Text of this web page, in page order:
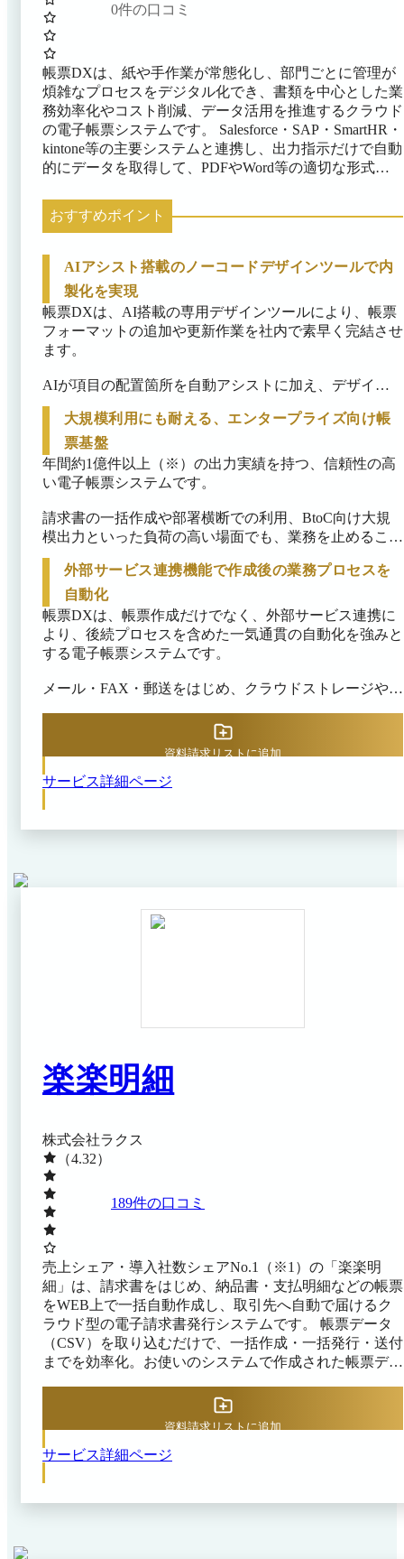
0件の口コミ
帳票DXは、紙や手作業が常態化し、部門ごとに管理が
煩雑なプロセスをデジタル化でき、書類を中心とした業
務効率化やコスト削減、データ活用を推進するクラウド
の電子帳票システムです。 Salesforce・SAP・SmartHR・
kintone等の主要システムと連携し、出力指示だけで自動
的にデータを取得して、PDFやWord等の適切な形式で
ールやAI機能でフォーマットを柔軟に設計でき、外部
サービスと連携して電子契約や保管などの後続手続きも
一元的な権限設定と、高可用性かつ安全なクラウド環境
により、入力から出力・配信までの流れをシームレスに
繋いで企業全体の業務効率化を強力に支えます。 ※使
用できる機能は連携するシステムに応じて異なります。
詳細はお問い合わせください。
おすすめポイント
AIアシスト搭載のノーコードデザインツールで内
製化を実現
帳票DXは、AI搭載の専用デザインツールにより、帳票
フォーマットの追加や更新作業を社内で素早く完結させ
ます。
AIが項目の配置箇所を自動アシストに加え、デザイン
ツールによる直感的な操作で、PDFやExcelなど多様な
形式の帳票をノーコードで設計することが可能です。
専門知識が不要になるため、外部ベンダーへの開発委託
をなくし、業務部門主導でのスピーディなフォーマット
また、現場の要望に合わせた、複雑なレイアウトの微調
強力に推し進める電子帳票システムです。
大規模利用にも耐える、エンタープライズ向け帳
票基盤
年間約1億件以上（※）の出力実績を持つ、信頼性の高
い電子帳票システムです。
請求書の一括作成や部署横断での利用、BtoC向け大規
模出力といった負荷の高い場面でも、業務を止めること
なくスムーズに対応します。全社利用に柔軟に対応で
き、用途・拠点が異なっても共通の帳票基盤で利用可能
です。
出力数にかかわらず定額な料金設計のため、繁忙期も安
心してご利用いただけます。
ISO/IEC 27001やISMAP登録など、万全のセキュリティ
業の全社規模での導入に必要なスケーラビリティと堅牢
※出典：帳票DX公式HP（2026年3月27日閲覧）
外部サービス連携機能で作成後の業務プロセスを
自動化
帳票DXは、帳票作成だけでなく、外部サービス連携に
より、後続プロセスを含めた一気通貫の自動化を強みと
する電子帳票システムです。
メール・FAX・郵送をはじめ、クラウドストレージや電
結を効率的に進めることが可能です。
印刷や手作業でのアップロードなどアナログな業務を完
全に排除し、デジタル完結の効率的なワークフローを構
文書の保管や送信のタイムラグをなくし、全体の業務ス
サービス詳細ページ
資料請求リストに追加
楽楽明細
株式会社ラクス
（4.32）
189件の口コミ
売上シェア・導入社数シェアNo.1（※1）の「楽楽明
細」は、請求書をはじめ、納品書・支払明細などの帳票
をWEB上で一括自動作成し、取引先へ自動で届けるク
ラウド型の電子請求書発行システムです。 帳票データ
（CSV）を取り込むだけで、一括作成・一括発行・送付
までを効率化。お使いのシステムで作成された帳票デー
「郵送代行」など送付方法を柔軟に選べるため、紙／電
請求書発行業務を電子化できます。 さらに、債権管理
サービス詳細ページ
資料請求リストに追加